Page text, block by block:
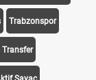
Lig Haberleri
Trabzonspor
Transfer